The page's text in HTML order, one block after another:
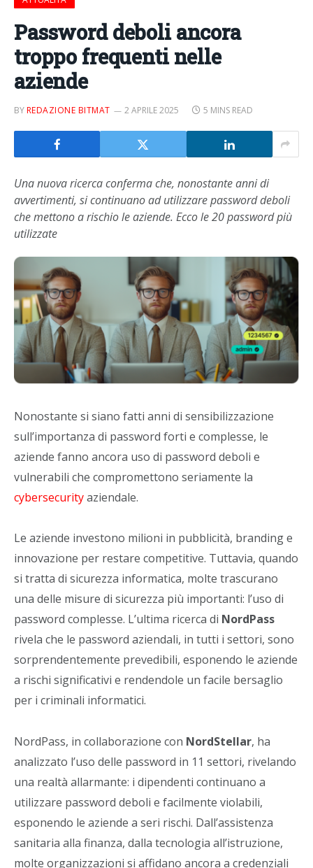
Password deboli ancora
troppo frequenti nelle
aziende
BYREDAZIONE BITMAT 2 APRILE 2025 5 MINS READ
Una nuova ricerca conferma che, nonostante anni di
avvertimenti, si continuano ad utilizzare password deboli
che mettono a rischio le aziende. Ecco le 20 password più
utilizzate
Nonostante si siano fatti anni di sensibilizzazione
sull’importanza di password forti e complesse, le
aziende fanno ancora uso di password deboli e
vulnerabili che compromettono seriamente la
cybersecurityaziendale.
Le aziende investono milioni in pubblicità, branding e
innovazione per restare competitive. Tuttavia, quando
si tratta di sicurezza informatica, molte trascurano
una delle misure di sicurezza più importanti: l’uso di
password complesse. L’ultima ricerca di NordPass
rivela che le password aziendali, in tutti i settori, sono
sorprendentemente prevedibili, esponendo le aziende
a rischi significativi e rendendole un facile bersaglio
per i criminali informatici.
NordPass, in collaborazione con NordStellar, ha
analizzato l’uso delle password in 11 settori, rivelando
una realtà allarmante: i dipendenti continuano a
utilizzare password deboli e facilmente violabili,
esponendo le aziende a seri rischi. Dall’assistenza
sanitaria alla finanza, dalla tecnologia all’istruzione,
molte organizzazioni si affidano ancora a credenziali